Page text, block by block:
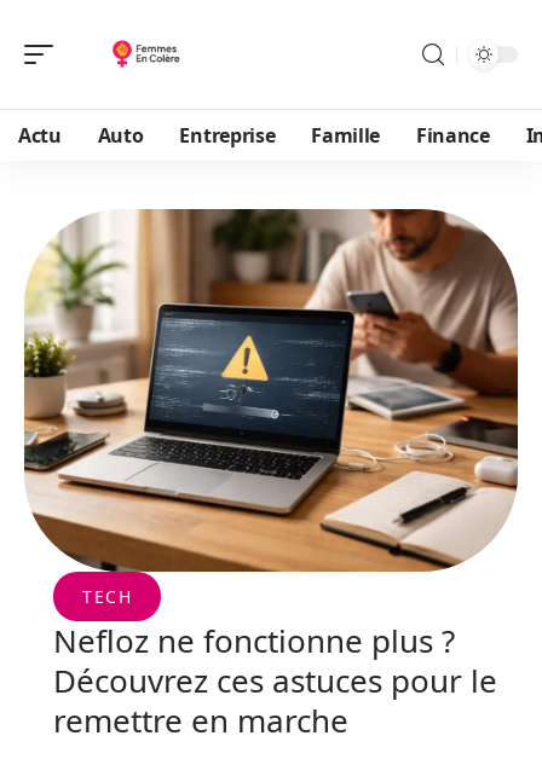
Actu Auto Entreprise Famille Finance
TECH
Nefloz ne fonctionne plus ?
Découvrez ces astuces pour le
remettre en marche